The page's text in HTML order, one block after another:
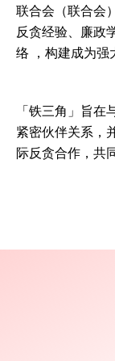
联合会（联合会
反贪经验、廉政
络 ，构建成为强
「铁三角」旨
紧密伙伴关系，
际反贪合作，共